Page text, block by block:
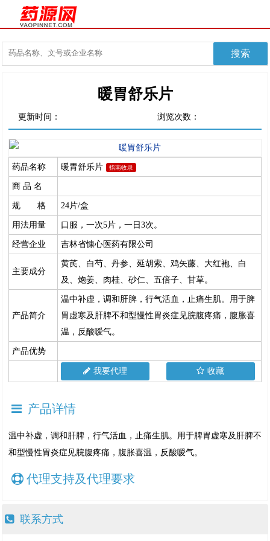
暖胃舒乐片
更新时间： 浏览次数：
药品名称 暖胃舒乐片 指南收录
商 品 名
规 格 24片/盒
用法用量 口服，一次5片，一日3次。
经营企业 吉林省慷心医药有限公司
主要成分
黄芪、白芍、丹参、延胡索、鸡矢藤、大红袍、白
及、炮姜、肉桂、砂仁、五倍子、甘草。
产品简介
温中补虚，调和肝脾，行气活血，止痛生肌。用于脾
胃虚寒及肝脾不和型慢性胃炎症见脘腹疼痛，腹胀喜
温，反酸嗳气。
产品优势
我要代理 收藏
产品详情
温中补虚，调和肝脾，行气活血，止痛生肌。用于脾胃虚寒及肝脾不
和型慢性胃炎症见脘腹疼痛，腹胀喜温，反酸嗳气。
代理支持及代理要求
联系方式